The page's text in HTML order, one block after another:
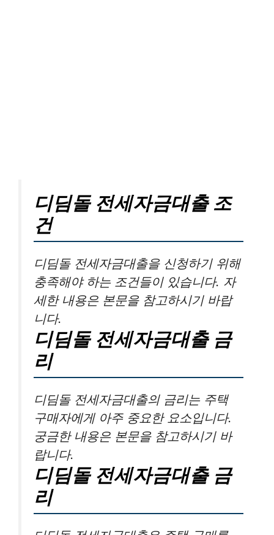
디딤돌 전세자금대출 조
건
디딤돌 전세자금대출을 신청하기 위해
충족해야 하는 조건들이 있습니다. 자
세한 내용은 본문을 참고하시기 바랍
니다.
디딤돌 전세자금대출 금
리
디딤돌 전세자금대출의 금리는 주택
구매자에게 아주 중요한 요소입니다.
궁금한 내용은 본문을 참고하시기 바
랍니다.
디딤돌 전세자금대출 금
리